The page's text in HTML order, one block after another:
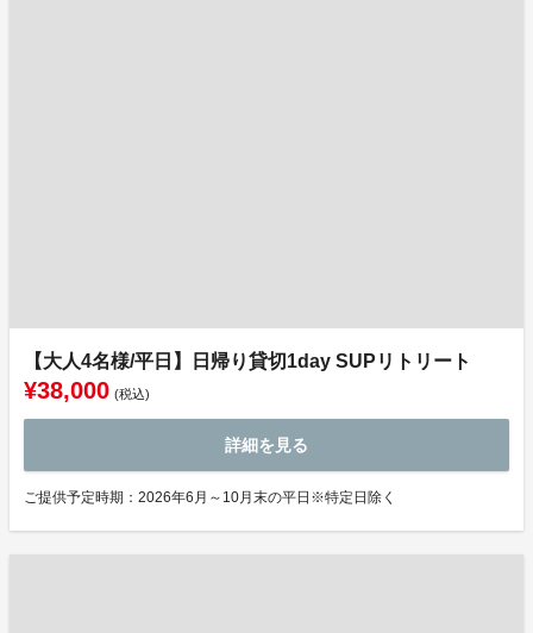
【大人4名様/平日】日帰り貸切1day SUPリトリート
¥38,000 (税込)
詳細を見る
ご提供予定時期：2026年6月～10月末の平日※特定日除く